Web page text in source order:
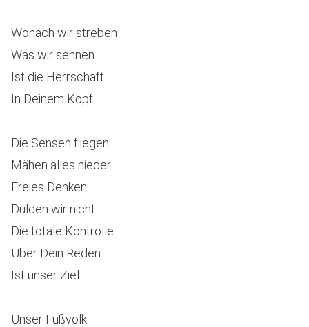
Wonach wir streben
Was wir sehnen
Ist die Herrschaft
In Deinem Kopf
Die Sensen fliegen
Mähen alles nieder
Freies Denken
Dulden wir nicht
Die totale Kontrolle
Über Dein Reden
Ist unser Ziel
Unser Fußvolk